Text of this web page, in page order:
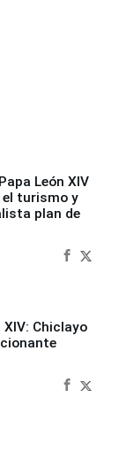
León XIV
turismo y
plan de
XIV: Chiclayo